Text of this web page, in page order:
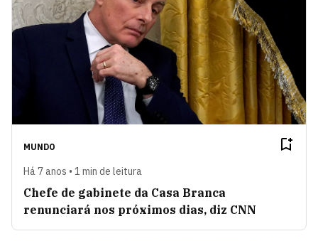
MUNDO
Há 7 anos • 1 min de leitura
Chefe de gabinete da Casa Branca
renunciará nos próximos dias, diz CNN